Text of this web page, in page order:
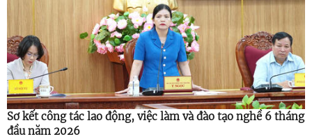
Sơ kết công tác lao động, việc làm và đào tạo nghề 6 tháng
đầu năm 2026